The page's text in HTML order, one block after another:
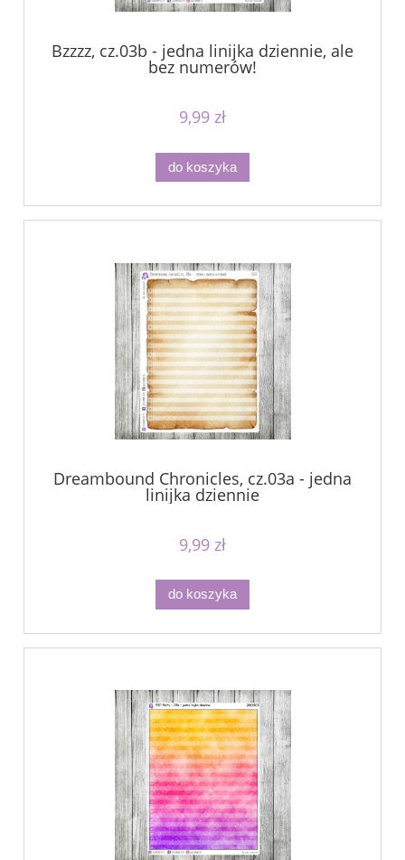
Bzzzz, cz.03b - jedna linijka dziennie, ale
bez numerów!
9,99 zł
do koszyka
Dreambound Chronicles, cz.03a - jedna
linijka dziennie
9,99 zł
do koszyka